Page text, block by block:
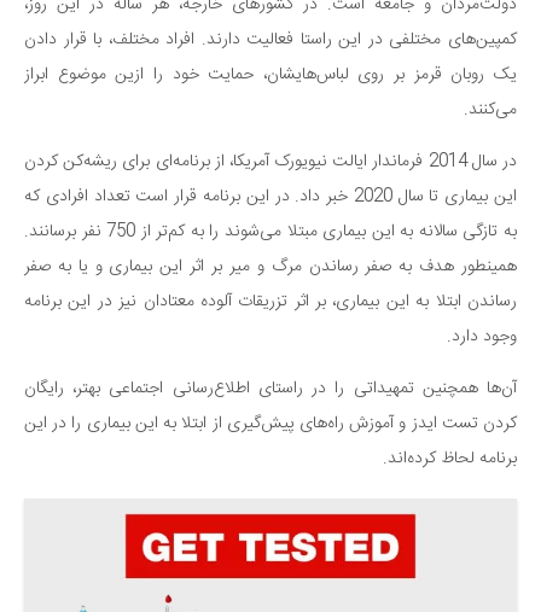
کمپین‌های مختلفی در این راستا فعالیت دارند. افراد مختلف، با قرار دادن
یک روبان قرمز بر روی لباس‌هایشان، حمایت خود را ازین موضوع ابراز
می‌کنند.
در سال 2014 فرماندار ایالت نیویورک آمریکا، از برنامه‌ای برای ریشه‌کن کردن
این بیماری تا سال 2020 خبر داد. در این برنامه قرار است تعداد افرادی که
به تازگی سالانه به این بیماری مبتلا می‌شوند را به کم‌تر از 750 نفر برسانند.
همینطور هدف به صفر رساندن مرگ و میر بر اثر این بیماری و یا به صفر
رساندن ابتلا به این بیماری، بر اثر تزریقات آلوده معتادان نیز در این برنامه
وجود دارد.
آن‌ها همچنین تمهیداتی را در راستای اطلاع‌رسانی اجتماعی بهتر، رایگان
کردن تست ایدز و آموزش راه‌های پیش‌گیری از ابتلا به این بیماری را در این
برنامه لحاظ کرده‌اند.